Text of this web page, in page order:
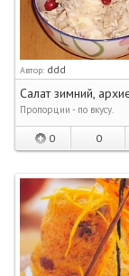
Автор: ddd
Салат зимний,
Пропорции - по вкусу.
0 0